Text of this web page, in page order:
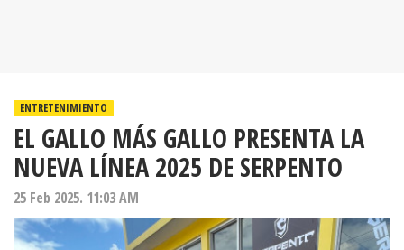
ENTRETENIMIENTO
EL GALLO MÁS GALLO PRESENTA LA
NUEVA LÍNEA 2025 DE SERPENTO
25 Feb 2025. 11:03 AM